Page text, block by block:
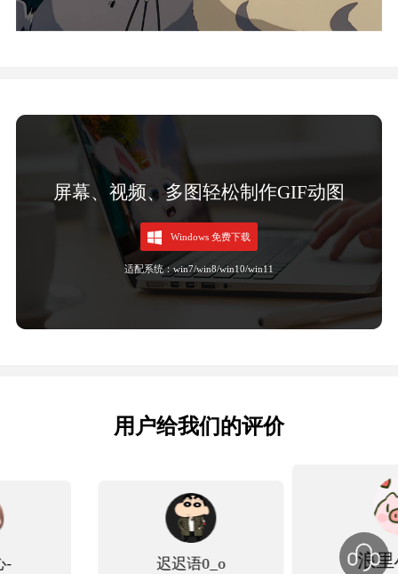
屏幕、视频、多图轻松制作GIF动图
Windows 免费下载
适配系统：win7/win8/win10/win11
用户给我们的评价
浪里小白龙